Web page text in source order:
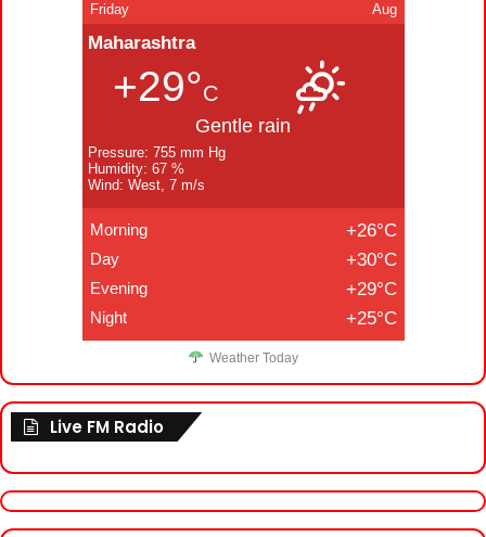
Friday Aug
Maharashtra
+29°C
Gentle rain
Pressure: 755 mm Hg
Humidity: 67 %
Wind: West, 7 m/s
Morning +26°C
Day +30°C
Evening +29°C
Night +25°C
Weather Today
Live FM Radio